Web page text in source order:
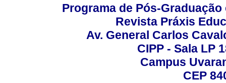
Programa de Pós-Graduação
Revista Práxis
Av. General Carlos
CIPP - Sala LP
Campus
CEP